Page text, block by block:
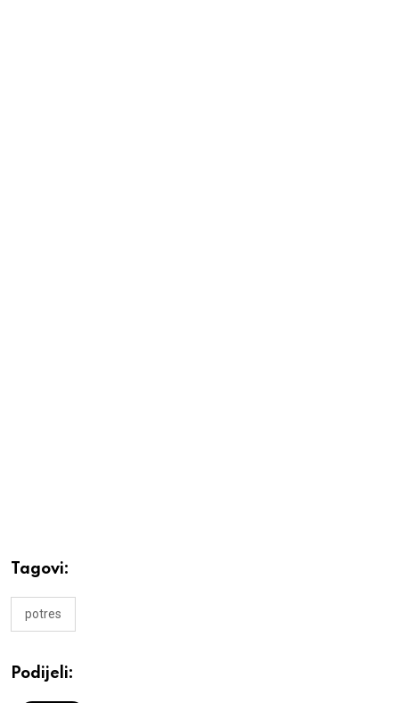
Tagovi:
potres
Podijeli: